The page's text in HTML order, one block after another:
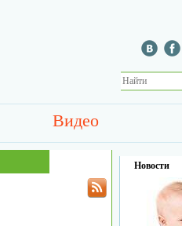
Видео
Новости